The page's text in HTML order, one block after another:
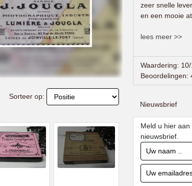
Sorteer op:
zeer snelle
en een mooie
lees meer >>
Waardering:
Beoordelingen:
Nieuwsbrief
Meld u hier aan
nieuwsbrief.